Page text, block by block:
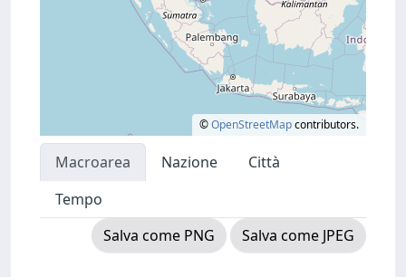
©OpenStreetMapcontributors.
Macroarea Nazione
Città
Tempo
Salva come PNG
Salva come JPEG